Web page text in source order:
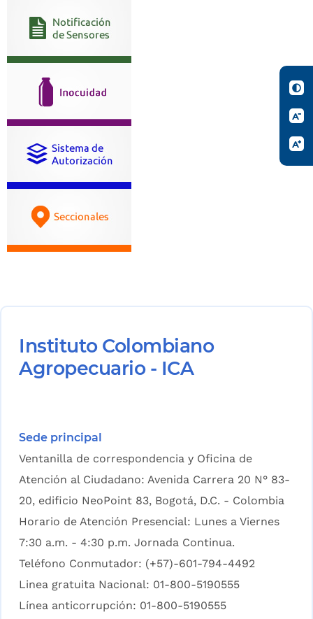
Instituto Colombiano
Agropecuario - ICA
Sede principal
Ventanilla de correspondencia y Oficina de
Atención al Ciudadano: Avenida Carrera 20 N° 83-
20, edificio NeoPoint 83, Bogotá, D.C. - Colombia
Horario de Atención Presencial: Lunes a Viernes
7:30 a.m. - 4:30 p.m. Jornada Continua.
Teléfono Conmutador: (+57)-601-794-4492
Linea gratuita Nacional: 01-800-5190555
Línea anticorrupción: 01-800-5190555